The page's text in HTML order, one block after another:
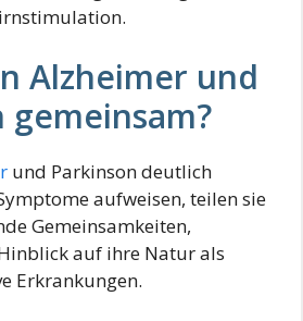
Alzheimer und
gemeinsam?
und Parkinson deutlich
aufweisen, teilen sie
Gemeinsamkeiten,
auf ihre Natur als
Erkrankungen.